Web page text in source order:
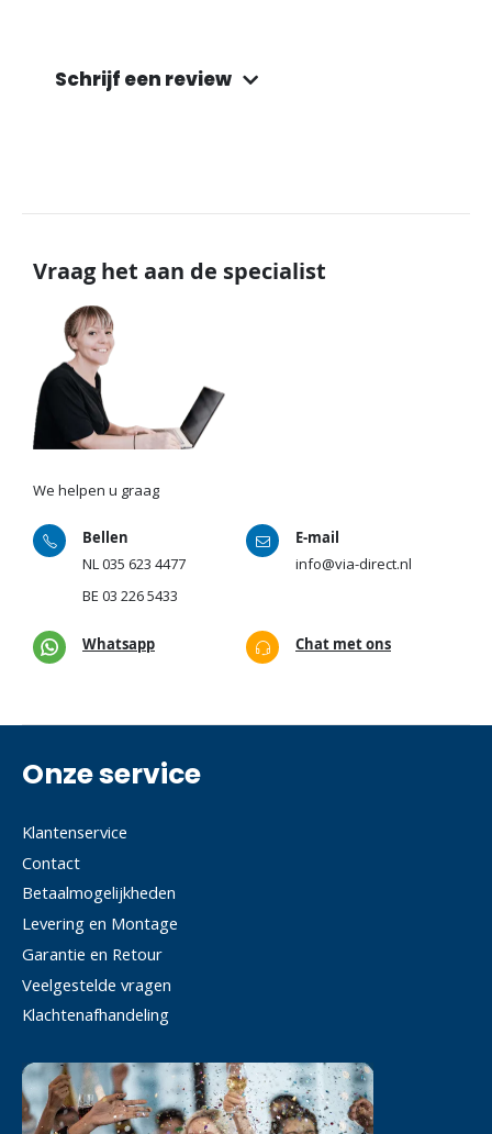
Schrijf een review
Vraag het aan de specialist
We helpen u graag
Bellen
NL035 623 4477
BE 03 226 5433
E-mail
info@via-direct.nl
Whatsapp Chat met ons
Onze service
Klantenservice
Contact
Betaalmogelijkheden
Levering en Montage
Garantie en Retour
Veelgestelde vragen
Klachtenafhandeling